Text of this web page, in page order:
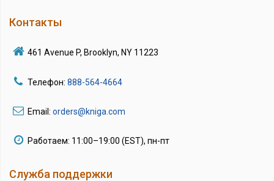
Контакты
461 Avenue P, Brooklyn, NY 11223
Телефон: 888-564-4664
Email: orders@kniga.com
Работаем: 11:00–19:00 (EST), пн-пт
Служба поддержки